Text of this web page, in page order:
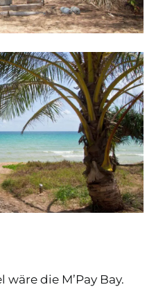
die M’Pay Bay.